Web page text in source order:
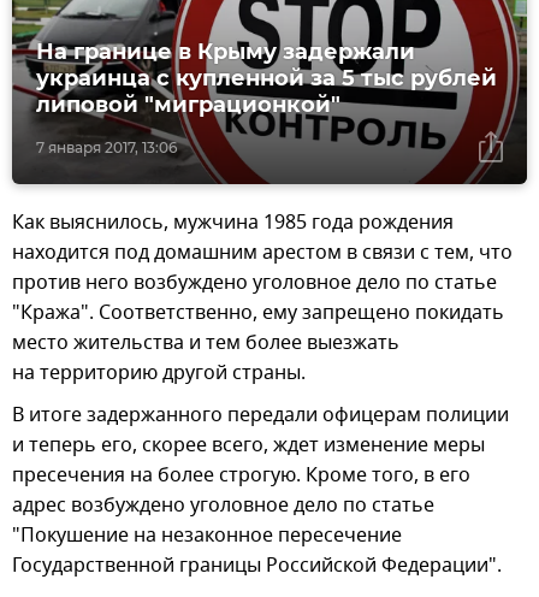
7 января 2017, 13:06
На границе в Крыму задержали
украинца с купленной за 5 тыс рублей
липовой "миграционкой"
Как выяснилось, мужчина 1985 года рождения
находится под домашним арестом в связи с тем, что
против него возбуждено уголовное дело по статье
"Кража". Соответственно, ему запрещено покидать
место жительства и тем более выезжать
на территорию другой страны.
В итоге задержанного передали офицерам полиции
и теперь его, скорее всего, ждет изменение меры
пресечения на более строгую. Кроме того, в его
адрес возбуждено уголовное дело по статье
"Покушение на незаконное пересечение
Государственной границы Российской Федерации".